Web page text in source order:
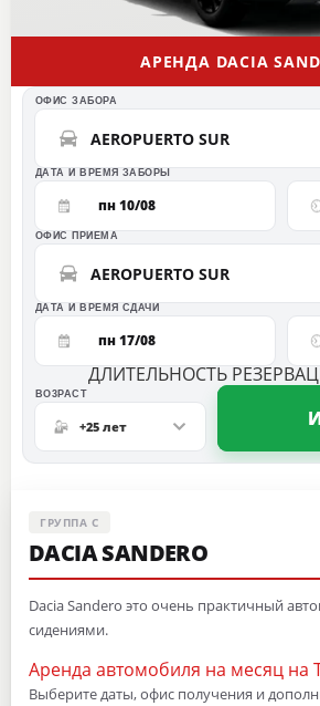
AРЕНДА DACIA
ОФИС ЗАБОРА
AEROPUERTO SUR
ДАТА И ВРЕМЯ ЗАБОРЫ
пн 10/08
ДЛИТЕЛЬНОСТЬ
ОФИС ПРИЕМА
AEROPUERTO SUR
ДАТА И ВРЕМЯ СДАЧИ
пн 17/08
ВO3PACT
+25 лет
ГРУППА C
DACIA SANDERO
Dacia Sandero это очень практичный
сидениями.
Аренда автомобиля на месяц на
Выберите даты, офис получения и